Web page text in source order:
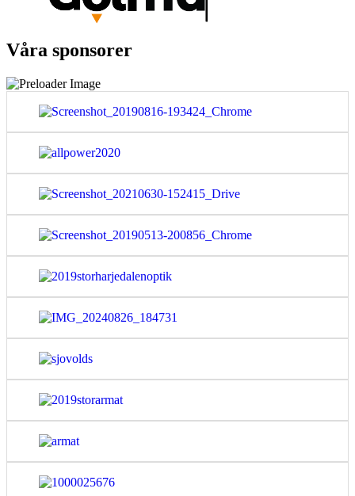
Våra sponsorer